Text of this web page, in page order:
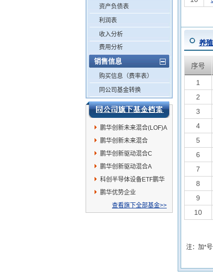
资产负债表
利润表
收入分析
费用分析
销售信息
购买信息（费率表）
同公司基金转换
鹏华创新未来混合(LOF)A
鹏华创新未来混合
(LOF)C
鹏华创新驱动混合C
鹏华创新驱动混合A
科创半导体设备ETF鹏华
鹏华优势企业
查看旗下全部基金>>
养
序号
1
2
3
4
5
6
7
8
9
10
注：加*